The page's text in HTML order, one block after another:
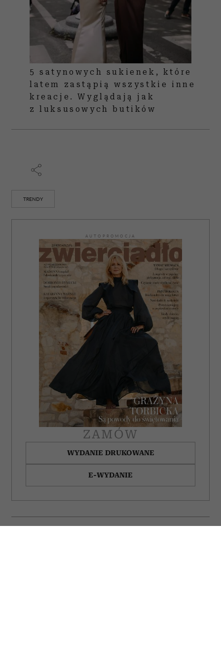
5 satynowych sukienek, które
latem zastąpią wszystkie inne
kreacje. Wyglądają jak
z luksusowych butików
TRENDY
AUTOPROMOCJA
ZAMÓW
WYDANIE DRUKOWANE
E-WYDANIE